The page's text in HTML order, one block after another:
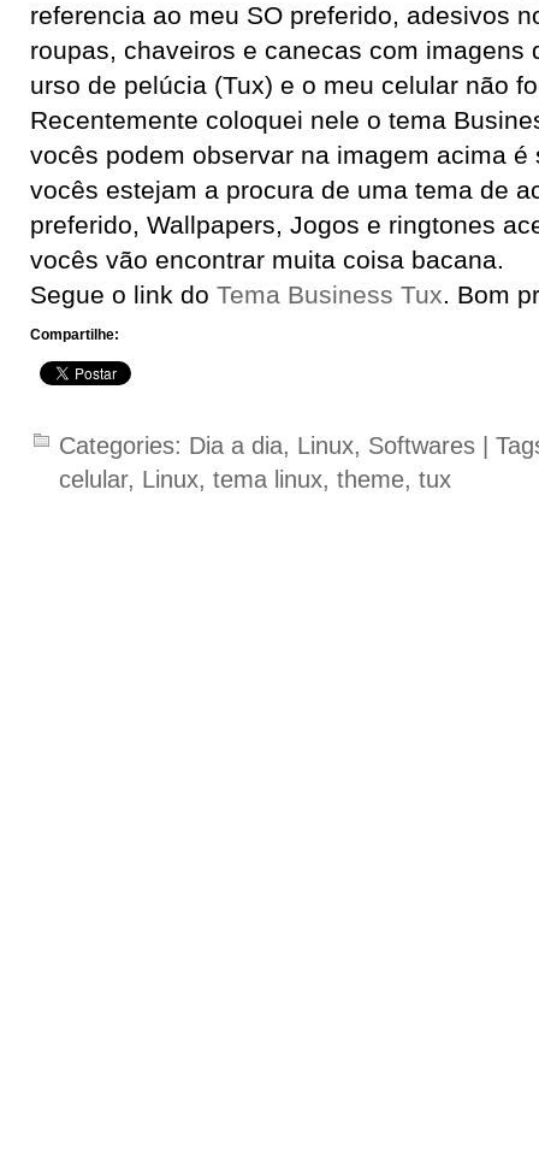
referencia ao meu SO preferido, adesivos
roupas, chaveiros e canecas com imagens
urso de pelúcia (Tux) e o meu celular não
Recentemente coloquei nele o tema
vocês podem observar na imagem acima é
vocês estejam a procura de uma tema de
preferido, Wallpapers, Jogos e ringtones
vocês vão encontrar muita coisa bacana.
Segue o link do Tema Business Tux. Bom
Compartilhe:
Categories: Dia a dia, Linux, Softwares |
celular, Linux, tema linux, theme, tux